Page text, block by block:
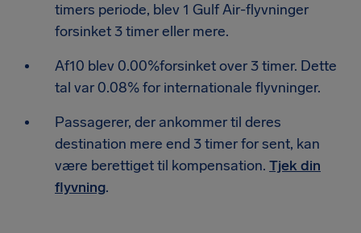
timers periode, blev 1 Gulf Air-flyvninger
forsinket 3 timer eller mere.
Af10 blev 0.00%forsinket over 3 timer. Dette
tal var 0.08% for internationale flyvninger.
Passagerer, der ankommer til deres
destination mere end 3 timer for sent, kan
være berettiget til kompensation. Tjek din
flyvning.